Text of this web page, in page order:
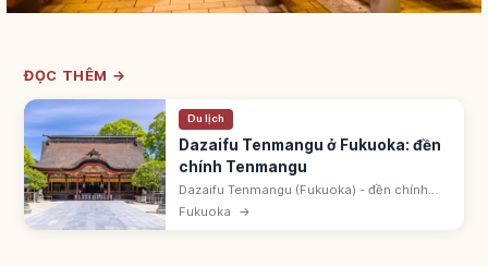
ĐỌC THÊM →
Du lịch
Dazaifu Tenmangu ở Fukuoka: đền
chính Tenmangu
Dazaifu Tenmangu (Fukuoka) - đền chính
Tenmangu, thờ Sugawara Michizane (mất
Fukuoka →